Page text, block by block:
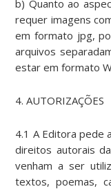
b) Quanto ao
requer imagens
em formato jpg,
arquivos
estar em formato
4. AUTORIZAÇÕES
4.1 A Editora pede
direitos autorais
venham a ser
textos, poemas,